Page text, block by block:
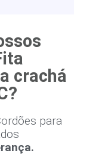
crachá
para